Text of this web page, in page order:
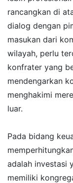
rancangkan di
dialog dengan
masukan dari
wilayah, perlu
konfrater yang
mendengarkan
menghakimi
luar.
Pada bidang
adalah investasi
memiliki